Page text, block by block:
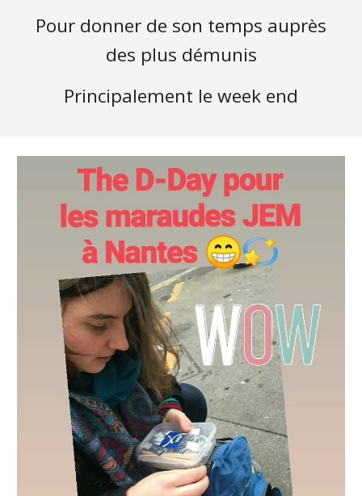
Pour donner de son temps auprès
des plus démunis
Principalement le week end